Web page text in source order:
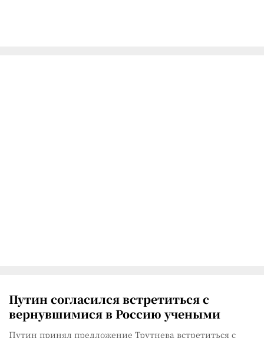
Путин согласился встретиться с
вернувшимися в Россию учеными
Путин принял предложение Трутнева встретиться с